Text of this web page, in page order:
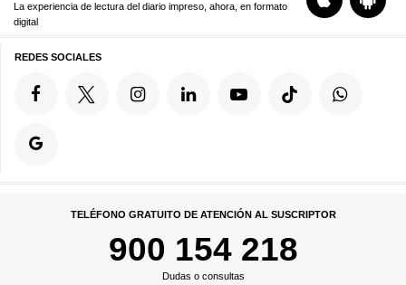
La experiencia de lectura del diario impreso, ahora, en formato
digital
REDES SOCIALES
TELÉFONO GRATUITO DE ATENCIÓN AL SUSCRIPTOR
900 154 218
Dudas o consultas